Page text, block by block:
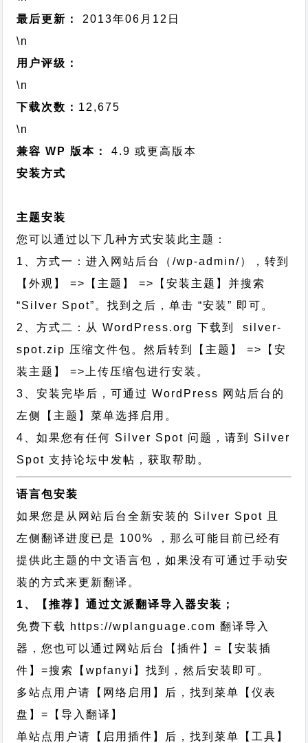
最后更新：
2013年06月12日
\n
用户评级：
\n
下载次数： 12,675
\n
兼容 WP 版本：
4.9 或更高版本
安装方式
主题安装
您可以通过以下几种方式安装此主题：
1、方式一：进入网站后台（/wp-admin/），转到
【外观】 =>【主题】 =>【安装主题】并搜索
“Silver Spot”。找到之后，单击 “安装” 即可。
2、方式二：从 WordPress.org 下载到 silver-
spot.zip 压缩文件包。然后转到【主题】 =>【安
装主题】 =>上传压缩包进行安装。
3、安装完毕后，可通过 WordPress 网站后台的
左侧【主题】菜单选择启用。
4、如果您有任何 Silver Spot 问题，请到 Silver
Spot 支持论坛中发帖，获取帮助。
语言包安装
如果您是从网站后台全新安装的 Silver Spot 且
左侧翻译进度已是 100% ，那么可能目前已经有
提供此主题的中文语言包，如果没有可通过手动安
装的方式来更新翻译。
1、【推荐】通过文派翻译导入器安装；
免费下载 https://wplanguage.com 翻译导入
器，您也可以通过网站后台【插件】=【安装插
件】=搜索【wpfanyi】找到，然后安装即可。
多站点用户请【网络启用】后，找到菜单【仪表
盘】=【导入翻译】
单站点用户请【启用插件】后，找到菜单【工具】